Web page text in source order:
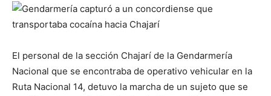
El personal de la sección Chajarí de la Gendarmería
Nacional que se encontraba de operativo vehicular en la
Ruta Nacional 14, detuvo la marcha de un sujeto que se